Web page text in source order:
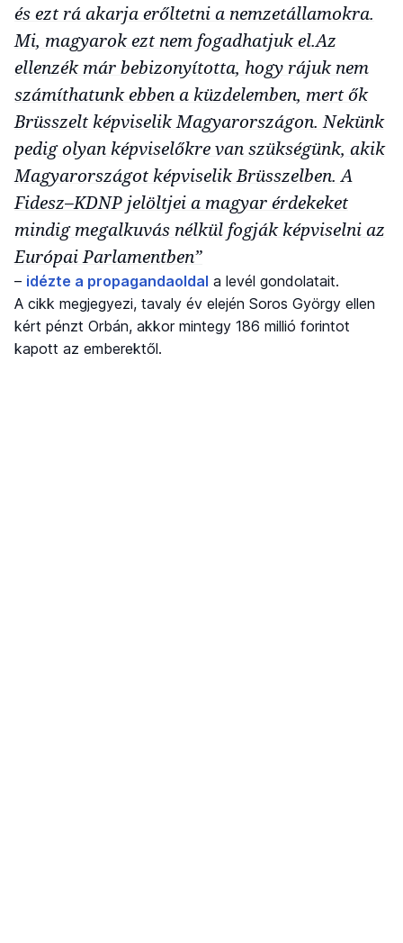
és ezt rá akarja erőltetni a nemzetállamokra.
Mi, magyarok ezt nem fogadhatjuk el.Az
ellenzék már bebizonyította, hogy rájuk nem
számíthatunk ebben a küzdelemben, mert ők
Brüsszelt képviselik Magyarországon. Nekünk
pedig olyan képviselőkre van szükségünk, akik
Magyarországot képviselik Brüsszelben. A
Fidesz–KDNP jelöltjei a magyar érdekeket
mindig megalkuvás nélkül fogják képviselni az
Európai Parlamentben”
– idézte a propagandaoldal a levél gondolatait.
A cikk megjegyezi, tavaly év elején Soros György ellen
kért pénzt Orbán, akkor mintegy 186 millió forintot
kapott az emberektől.